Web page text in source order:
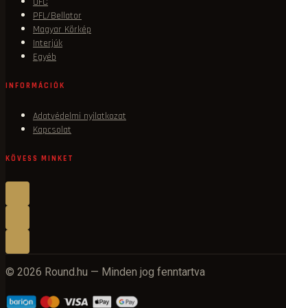
PFL/Bellator
Magyar Körkép
Interjúk
Egyéb
INFORMÁCIÓK
Adatvédelmi nyilatkozat
Kapcsolat
KÖVESS MINKET
© 2026 Round.hu — Minden jog fenntartva